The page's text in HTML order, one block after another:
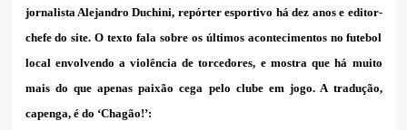
jornalista Alejandro Duchini, repórter esportivo há dez anos e editor-
chefe do site. O texto fala sobre os últimos acontecimentos no futebol
local envolvendo a violência de torcedores, e mostra que há muito
mais do que apenas paixão cega pelo clube em jogo. A tradução,
capenga, é do ‘Chagão!’: